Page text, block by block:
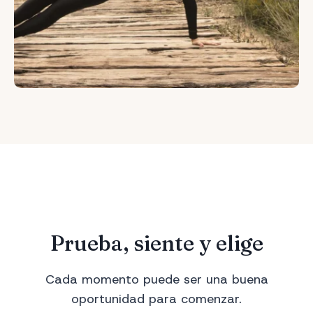
Prueba, siente y elige
Cada momento puede ser una buena
oportunidad para comenzar.